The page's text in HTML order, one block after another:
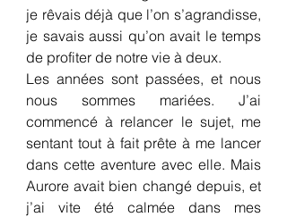
je rêvais déjà que l’on s’agrandisse,
je savais aussi qu’on avait le temps
de profiter de notre vie à deux.
Les années sont passées, et nous
nous sommes mariées. J’ai
commencé à relancer le sujet, me
sentant tout à fait prête à me lancer
dans cette aventure avec elle. Mais
Aurore avait bien changé depuis, et
j’ai vite été calmée dans mes